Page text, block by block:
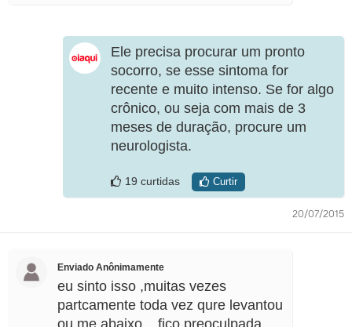
Ele precisa procurar um pronto
socorro, se esse sintoma for
recente e muito intenso. Se for algo
crônico, ou seja com mais de 3
meses de duração, procure um
neurologista.
19 curtidas Curtir
20/07/2015
Enviado Anônimamente
eu sinto isso ,muitas vezes
partcamente toda vez qure levantou
ou me abaixo .. fico preoculpada